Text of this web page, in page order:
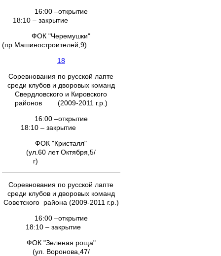
16:00 –открытие
18:10 – закрытие
ФОК "Черемушки"
(пр.Машиностроителей,9)
18
Соревнования по русской лапте
среди клубов и дворовых команд
Свердловского и Кировского
районов (2009-2011 г.р.)
16:00 –открытие
18:10 – закрытие
ФОК "Кристалл"
(ул.60 лет Октября,5/
г)
Соревнования по русской лапте
среди клубов и дворовых команд
Советского района (2009-2011 г.р.)
16:00 –открытие
18:10 – закрытие
ФОК "Зеленая роща"
(ул. Воронова,47/